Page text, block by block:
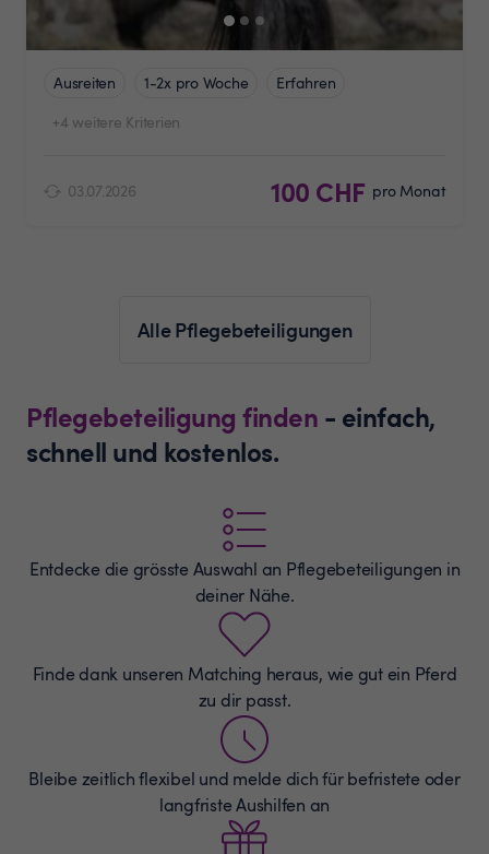
Ausreiten 1-2x pro Woche
Erfahren
+4 weitere Kriterien
03.07.2026 100 CHF pro Monat
Alle Pflegebeteiligungen
Pflegebeteiligung finden - einfach,
schnell und kostenlos.
Entdecke die grösste Auswahl an Pflegebeteiligungen in
deiner Nähe.
Finde dank unseren Matching heraus, wie gut ein Pferd
zu dir passt.
Bleibe zeitlich flexibel und melde dich für befristete oder
langfriste Aushilfen an